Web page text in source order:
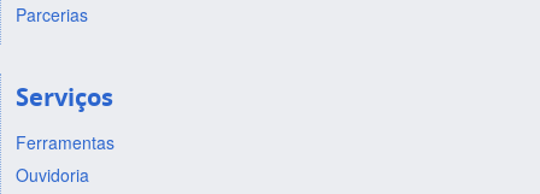
Parcerias
Serviços
Ferramentas
Ouvidoria